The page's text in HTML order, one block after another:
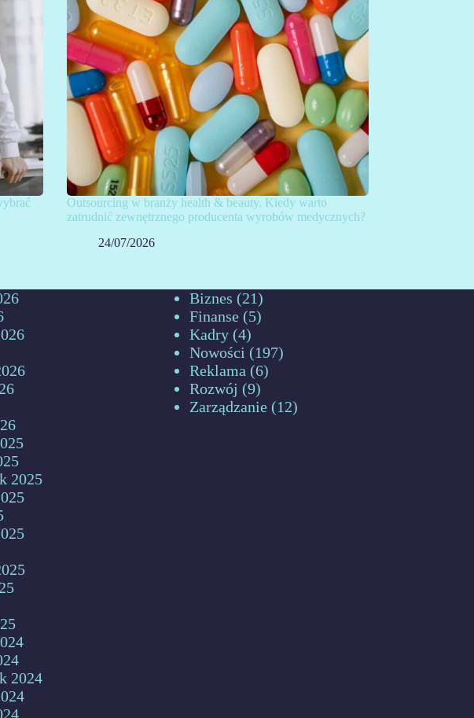
Outsourcing w branży health & beauty. Kiedy warto
zatrudnić zewnętrznego producenta wyrobów medycznych?
24/07/2026
2025
2024
Biznes (21)
Finanse (5)
Kadry (4)
Nowości (197)
Reklama (6)
Rozwój (9)
Zarządzanie (12)